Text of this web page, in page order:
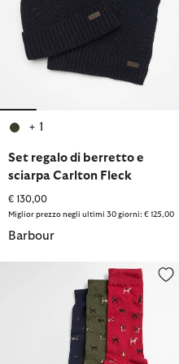
+ 1
Set regalo di berretto e
sciarpa Carlton Fleck
€ 130,00
Miglior prezzo negli ultimi 30 giorni: € 125,00
Barbour
Set regalo calzini Dock